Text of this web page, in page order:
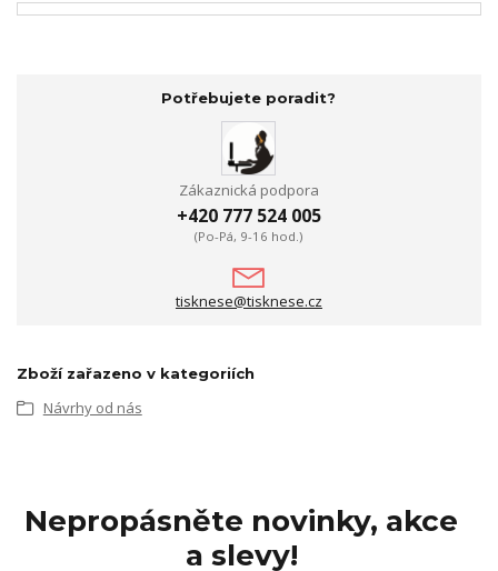
Potřebujete poradit?
Zákaznická podpora
+420 777 524 005
(Po-Pá, 9-16 hod.)
tisknese@tisknese.cz
Zboží zařazeno v kategoriích
Návrhy od nás
Nepropásněte novinky, akce
a slevy!